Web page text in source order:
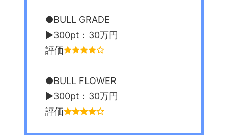
●BULL GRADE
▶︎300pt：30万円
評価
●BULL FLOWER
▶︎300pt：30万円
評価